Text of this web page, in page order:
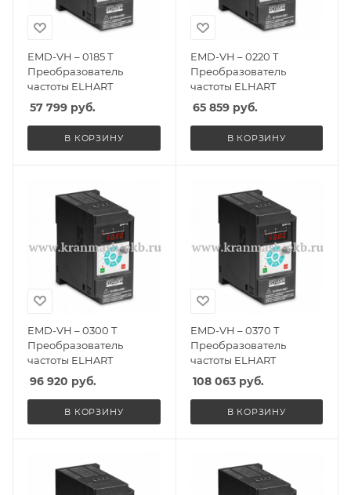
EMD-VH – 0185 T
Преобразователь
частоты ELHART
57 799 руб.
В КОРЗИНУ
EMD-VH – 0220 T
Преобразователь
частоты ELHART
65 859руб.
В КОРЗИНУ
EMD-VH – 0300 T
Преобразователь
частоты ELHART
96 920 руб.
В КОРЗИНУ
EMD-VH – 0370 T
Преобразователь
частоты ELHART
108 063руб.
В КОРЗИНУ